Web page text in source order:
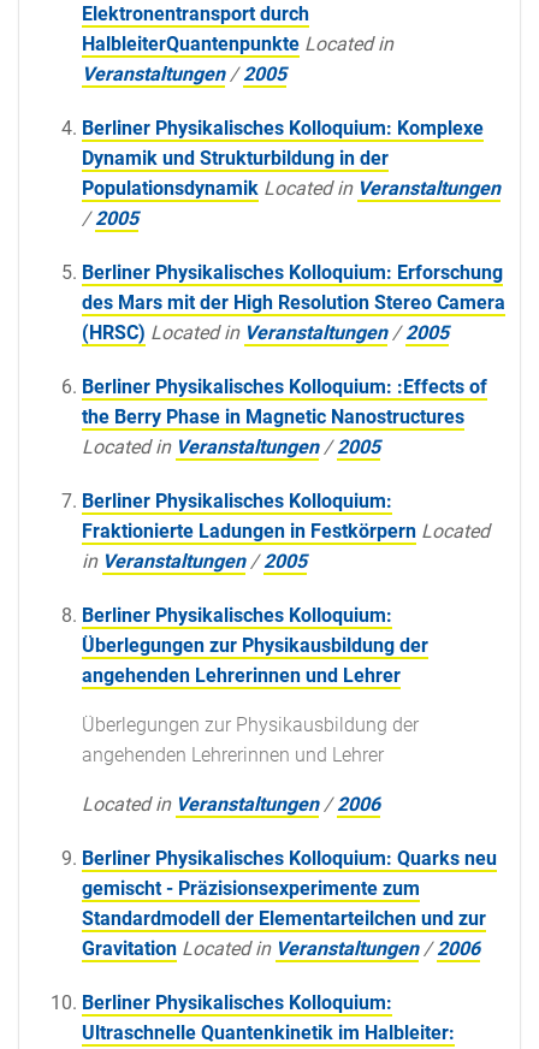
Elektronentransport durch
HalbleiterQuantenpunkte Located in
Veranstaltungen /2005
Berliner Physikalisches Kolloquium: Komplexe
Dynamik und Strukturbildung in der
Populationsdynamik Located in Veranstaltungen
/2005
Berliner Physikalisches Kolloquium: Erforschung
des Mars mit der High Resolution Stereo Camera
(HRSC) Located in Veranstaltungen /2005
Berliner Physikalisches Kolloquium: :Effects of
the Berry Phase in Magnetic Nanostructures
Located in Veranstaltungen /2005
Berliner Physikalisches Kolloquium:
Fraktionierte Ladungen in Festkörpern Located
in Veranstaltungen /2005
Berliner Physikalisches Kolloquium:
Überlegungen zur Physikausbildung der
angehenden Lehrerinnen und Lehrer
Überlegungen zur Physikausbildung der
angehenden Lehrerinnen und Lehrer
Located in Veranstaltungen /2006
Berliner Physikalisches Kolloquium: Quarks neu
gemischt - Präzisionsexperimente zum
Standardmodell der Elementarteilchen und zur
Gravitation Located in Veranstaltungen /2006
Berliner Physikalisches Kolloquium:
Ultraschnelle Quantenkinetik im Halbleiter: